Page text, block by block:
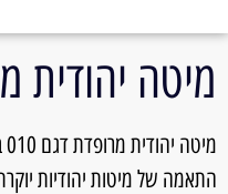
מיטה יהודית
התאמה של מיטות יהודיות